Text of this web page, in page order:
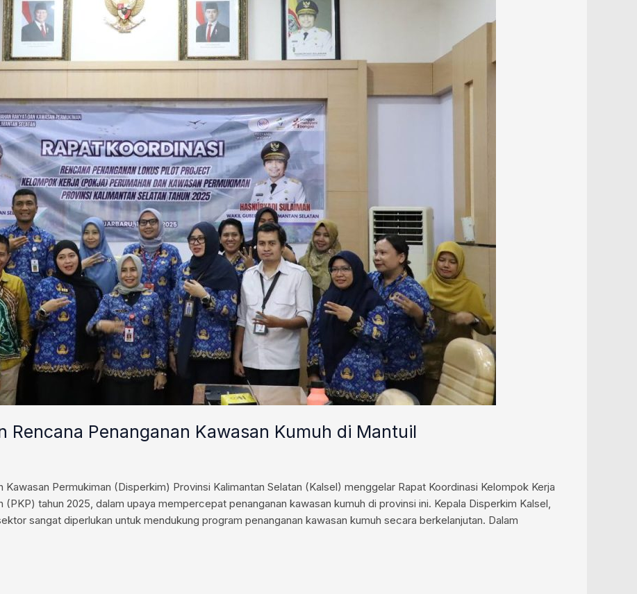
Rencana Penanganan Kawasan Kumuh di Mantuil
Kawasan Permukiman (Disperkim) Provinsi Kalimantan Selatan (Kalsel) menggelar Rapat Koordinasi Kelompok Kerja
tahun 2025, dalam upaya mempercepat penanganan kawasan kumuh di provinsi ini. Kepala Disperkim Kalsel,
sangat diperlukan untuk mendukung program penanganan kawasan kumuh secara berkelanjutan. Dalam